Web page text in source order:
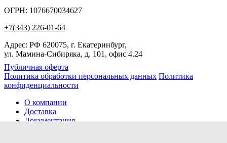
ОГРН: 1076670034627
+7(343) 226-01-64
Адрес: РФ 620075, г. Екатеринбург,
ул. Мамина-Сибиряка, д. 101, офис 4.24
Публичная оферта
Политика обработки персональных данных Политика
конфиденциальности
О компании
Доставка
Документация